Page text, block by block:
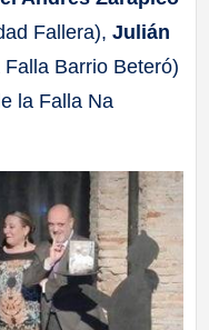
Fallera),Julián
Barrio Beteró)
la Falla Na